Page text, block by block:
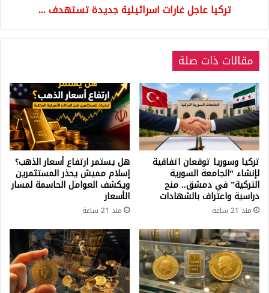
تركيا عاجل غارات اسرائيلية جديدة تستهدف ...
مقالات ذات صلة
تركيا وسوريا توقعان اتفاقية
لإنشاء “الجامعة السورية
التركية” في دمشق.. منح
دراسية واعتراف بالشهادات
منذ 21 ساعة
هل يستمر ارتفاع أسعار الذهب؟
إسلام مميش يحذر المستثمرين
ويكشف العوامل الحاسمة لمسار
الأسعار
منذ 21 ساعة